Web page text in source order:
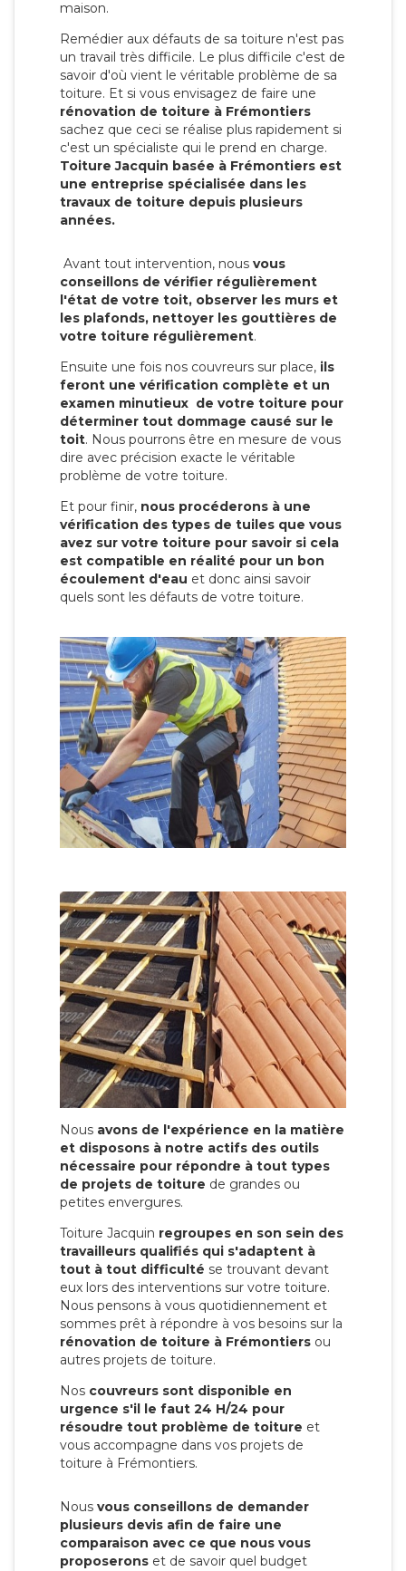
maison.
Remédier aux défauts de sa toiture n'est pas
un travail très difficile. Le plus difficile c'est de
savoir d'où vient le véritable problème de sa
toiture. Et si vous envisagez de faire une
rénovation de toiture à Frémontiers
sachez que ceci se réalise plus rapidement si
c'est un spécialiste qui le prend en charge.
Toiture Jacquin basée à Frémontiers est
une entreprise spécialisée dans les
travaux de toiture depuis plusieurs
années.
Avant tout intervention, nous vous
conseillons de vérifier régulièrement
l'état de votre toit, observer les murs et
les plafonds, nettoyer les gouttières de
votre toiture régulièrement.
Ensuite une fois nos couvreurs sur place, ils
feront une vérification complète et un
examen minutieux de votre toiture pour
déterminer tout dommage causé sur le
toit. Nous pourrons être en mesure de vous
dire avec précision exacte le véritable
problème de votre toiture.
Et pour finir, nous procéderons à une
vérification des types de tuiles que vous
avez sur votre toiture pour savoir si cela
est compatible en réalité pour un bon
écoulement d'eau et donc ainsi savoir
quels sont les défauts de votre toiture.
Nous avons de l'expérience en la matière
et disposons à notre actifs des outils
nécessaire pour répondre à tout types
de projets de toiture de grandes ou
petites envergures.
Toiture Jacquin regroupes en son sein des
travailleurs qualifiés qui s'adaptent à
tout à tout difficulté se trouvant devant
eux lors des interventions sur votre toiture.
Nous pensons à vous quotidiennement et
sommes prêt à répondre à vos besoins sur la
rénovation de toiture à Frémontiers ou
autres projets de toiture.
Nos couvreurs sont disponible en
urgence s'il le faut 24 H/24 pour
résoudre tout problème de toiture et
vous accompagne dans vos projets de
toiture à Frémontiers.
Nous vous conseillons de demander
plusieurs devis afin de faire une
comparaison avec ce que nous vous
proposerons et de savoir quel budget